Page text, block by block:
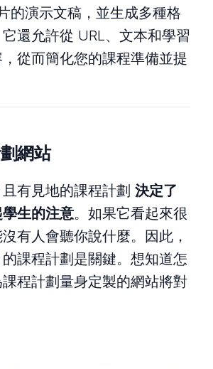
的演示文稿，並生成多種格
還允許從 URL、文本和學習
從而簡化您的課程準備並提
網站
有見地的課程計劃 決定了
生的注意。如果它看起來很
有人會聽你說什麼。因此，
課程計劃是關鍵。想知道怎
程計劃量身定製的網站將對